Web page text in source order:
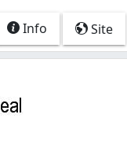
Info Site